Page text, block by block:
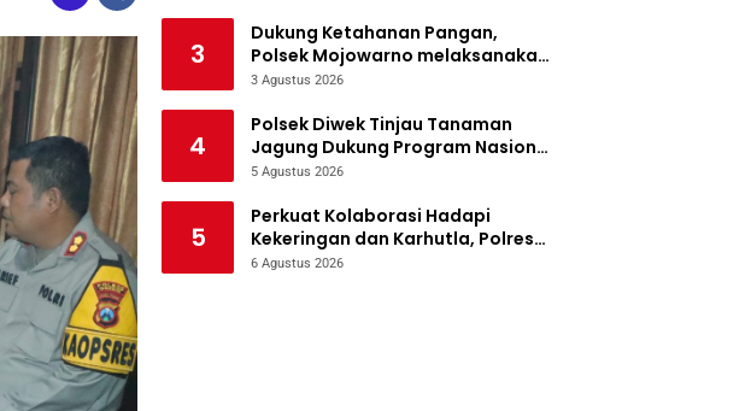
3
Dukung Ketahanan Pangan,
Polsek Mojowarno melaksanakan
Pengecekan Tanaman Jagung
3 Agustus 2026
4
Polsek Diwek Tinjau Tanaman
Jagung Dukung Program Nasional
Asta Cita
5 Agustus 2026
5
Perkuat Kolaborasi Hadapi
Kekeringan dan Karhutla, Polres
Jombang Gelar Apel Siaga
6 Agustus 2026